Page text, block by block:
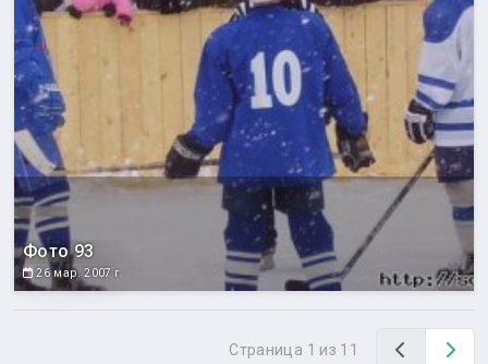
Фото 93
26 мар. 2007 г.
Страница 1 из 11 Назад